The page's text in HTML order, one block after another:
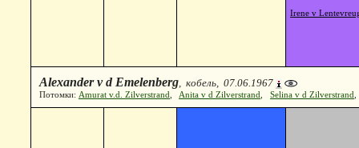
Irene v
Alexander v d Emelenberg, кобель, 07.06.1967
Потомки: Amurat v.d. Zilverstrand Anita v d Zilverstrand Selina v d Zilverstrand